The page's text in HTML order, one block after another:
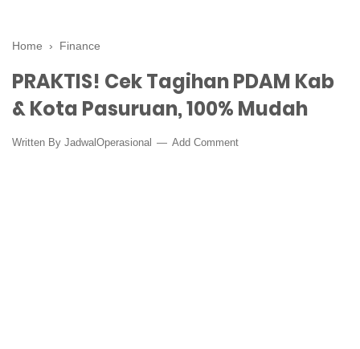
Home › Finance
PRAKTIS! Cek Tagihan PDAM Kab
& Kota Pasuruan, 100% Mudah
Written By JadwalOperasional Add Comment